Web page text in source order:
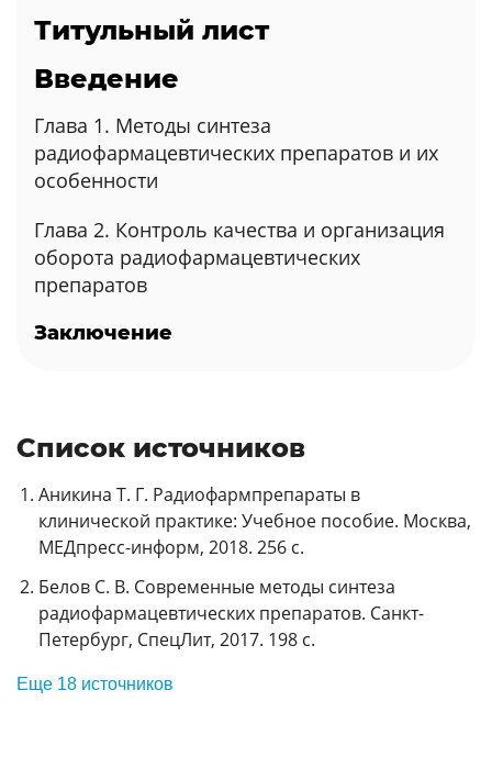
Титульный лист
Введение
Глава 1. Методы синтеза
радиофармацевтических препаратов и их
особенности
Глава 2. Контроль качества и организация
оборота радиофармацевтических
препаратов
Заключение
Список источников
Аникина Т. Г. Радиофармпрепараты в
клинической практике: Учебное пособие. Москва,
МЕДпресс-информ, 2018. 256 с.
Белов С. В. Современные методы синтеза
радиофармацевтических препаратов. Санкт-
Петербург, СпецЛит, 2017. 198 с.
Еще 18 источников